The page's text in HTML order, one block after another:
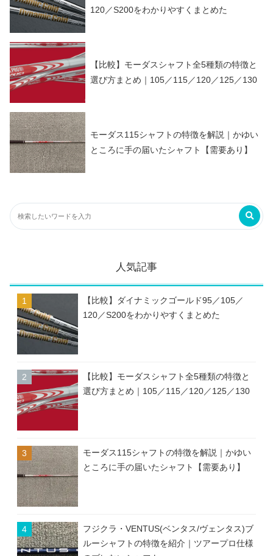
120／S200をわかりやすくまとめた
【比較】モーダスシャフト全5種類の特徴と
選び方まとめ｜105／115／120／125／130
モーダス115シャフトの特徴を解説｜かゆい
ところに手の届いたシャフト【需要あり】
人気記事
【比較】ダイナミックゴールド95／105／
120／S200をわかりやすくまとめた
【比較】モーダスシャフト全5種類の特徴と
選び方まとめ｜105／115／120／125／130
モーダス115シャフトの特徴を解説｜かゆい
ところに手の届いたシャフト【需要あり】
フジクラ・VENTUS(ベンタス/ヴェンタス)ブ
ルーシャフトの特徴を紹介｜ツアープロ仕様